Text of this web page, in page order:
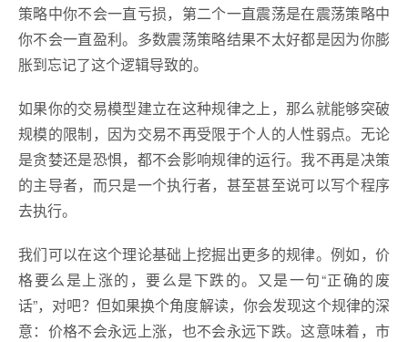
策略中你不会一直亏损，第二个一直震荡是在震荡策略中
你不会一直盈利。多数震荡策略结果不太好都是因为你膨
胀到忘记了这个逻辑导致的。
如果你的交易模型建立在这种规律之上，那么就能够突破
规模的限制，因为交易不再受限于个人的人性弱点。无论
是贪婪还是恐惧，都不会影响规律的运行。我不再是决策
的主导者，而只是一个执行者，甚至甚至说可以写个程序
去执行。
我们可以在这个理论基础上挖掘出更多的规律。例如，价
格要么是上涨的，要么是下跌的。又是一句“正确的废
话”，对吧？但如果换个角度解读，你会发现这个规律的深
意：价格不会永远上涨，也不会永远下跌。这意味着，市